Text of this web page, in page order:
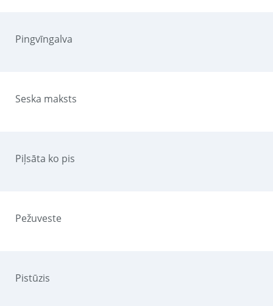
Pingvīngalva
Seska maksts
Piļsāta ko pis
Pežuveste
Pistūzis